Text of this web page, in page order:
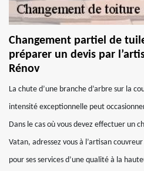
Changement partiel de
préparer un devis par
Rénov
La chute d’une branche d’arbre sur la
intensité exceptionnelle peut
Dans le cas où vous devez effectuer un
Vatan, adressez vous à l’artisan
pour ses services d’une qualité à la